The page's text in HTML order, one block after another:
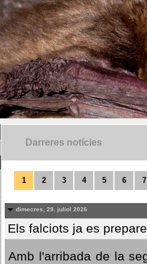
Darreres notícies
1 2 3 4 5 6 7
dimecres, 29. juliol 2026
Els falciots ja es
Amb l'arribada de la